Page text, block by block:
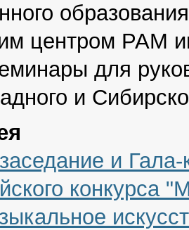
центром РАМ
для
и
и Гала-
конкурса